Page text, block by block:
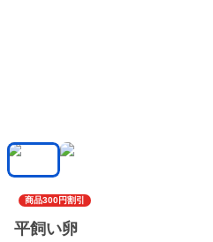
商品300円割引
平飼い卵